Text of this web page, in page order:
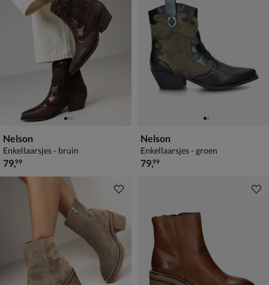
Nelson
Enkellaarsjes - bruin
€ 79,99
79,99
Nelson
Enkellaarsjes - groen
€ 79,99
79,99